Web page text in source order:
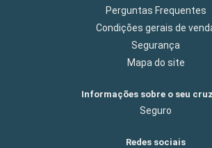
Perguntas Frequentes
Condições gerais de
Segurança
Mapa do site
Informações sobre o seu
Seguro
Redes sociais